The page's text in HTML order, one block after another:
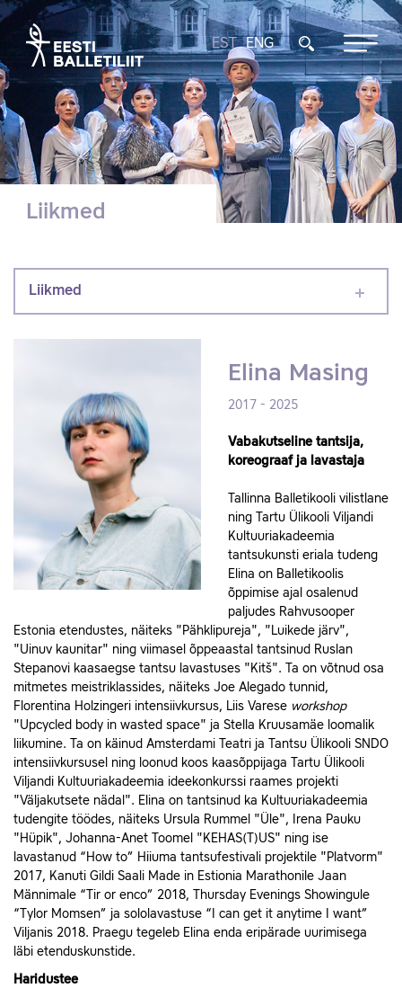
EST ENG
Liikmed
Liikmed
Elina Masing
2017 - 2025
Vabakutseline tantsija,
koreograaf ja lavastaja
Tallinna Balletikooli vilistlane
ning Tartu Ülikooli Viljandi
Kultuuriakadeemia
tantsukunsti eriala tudeng
Elina on Balletikoolis
õppimise ajal osalenud
paljudes Rahvusooper
Estonia etendustes, näiteks "Pähklipureja", "Luikede järv",
"Uinuv kaunitar" ning viimasel õppeaastal tantsinud Ruslan
Stepanovi kaasaegse tantsu lavastuses "Kitš". Ta on võtnud osa
mitmetes meistriklassides, näiteks Joe Alegado tunnid,
Florentina Holzingeri intensiivkursus, Liis Varese workshop
"Upcycled body in wasted space" ja Stella Kruusamäe loomalik
liikumine. Ta on käinud Amsterdami Teatri ja Tantsu Ülikooli SNDO
intensiivkursusel ning loonud koos kaasõppijaga Tartu Ülikooli
Viljandi Kultuuriakadeemia ideekonkurssi raames projekti
"Väljakutsete nädal". Elina on tantsinud ka Kultuuriakadeemia
tudengite töödes, näiteks Ursula Rummel "Üle", Irena Pauku
"Hüpik", Johanna-Anet Toomel "KEHAS(T)US" ning ise
lavastanud “How to” Hiiuma tantsufestivali projektile "Platvorm"
2017, Kanuti Gildi Saali Made in Estionia Marathonile Jaan
Männimale “Tir or enco” 2018, Thursday Evenings Showingule
“Tylor Momsen” ja sololavastuse “I can get it anytime I want”
Viljanis 2018. Praegu tegeleb Elina enda eripärade uurimisega
läbi etenduskunstide.
Haridustee